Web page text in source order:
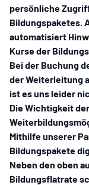
persönliche
Bildungspaketes.
automatisiert
Kurse der
Bei der Buchung
der Weiterleitung
ist es uns leider
Die Wichtigkeit
Mithilfe unserer
Bildungspakete
Neben den oben
Bildungsflatrate